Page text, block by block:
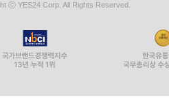
ⓒ YES24 Corp. All Rights Reserved.